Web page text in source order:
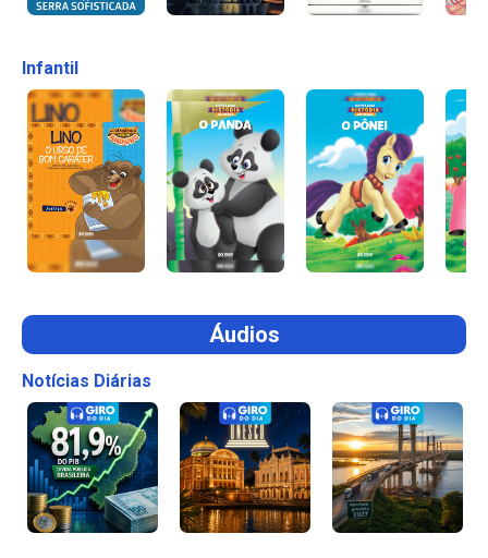
Infantil
Áudios
Notícias Diárias